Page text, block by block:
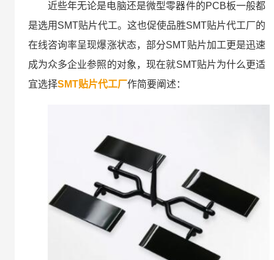
近些年无论是电脑还是微型零器件的PCB板一般都
是选用SMT贴片代工。这也促使品胜SMT贴片代工厂的
在线咨询率呈现爆涨状态，部分SMT贴片加工更是迅速
成为众多企业参照的对象，现在就SMT贴片为什么更适
宜选择SMT贴片代工厂作简要阐述：